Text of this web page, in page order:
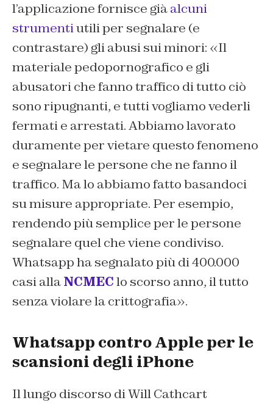
l’applicazione fornisce giàalcuni
strumentiutili per segnalare (e
contrastare) gli abusi sui minori: «Il
materiale pedopornografico e gli
abusatori che fanno traffico di tutto ciò
sono ripugnanti, e tutti vogliamo vederli
fermati e arrestati.Abbiamo lavorato
duramente per vietare questo fenomeno
e segnalare le persone che ne fanno il
traffico. Ma lo abbiamo fatto basandoci
su misure appropriate. Per esempio,
rendendo più semplice per le persone
segnalare quel che viene condiviso.
Whatsapp ha segnalato più di 400.000
casi allaNCMEClo scorso anno,il tutto
senza violare la crittografia».
Whatsapp contro Apple per le
scansioni degli iPhone
Il lungo discorso di Will Cathcart